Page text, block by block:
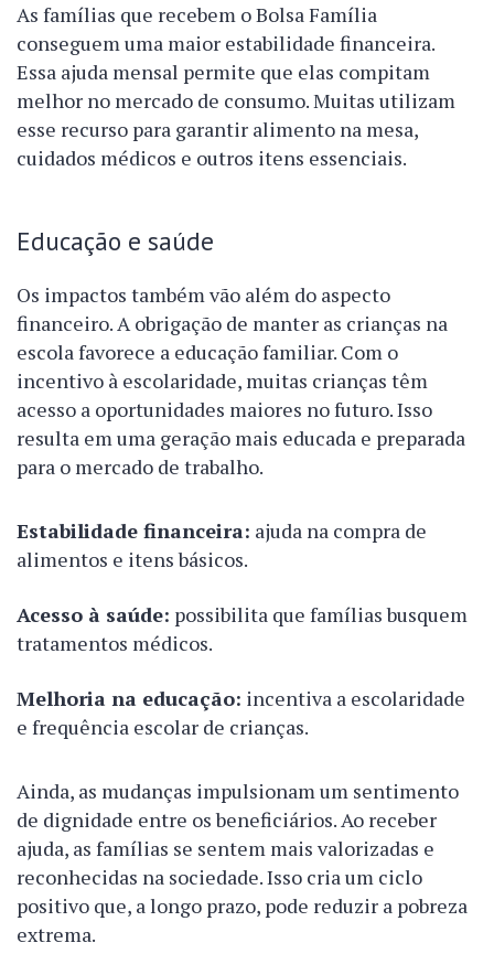
As famílias que recebem o Bolsa Família
conseguem uma maior estabilidade financeira.
Essa ajuda mensal permite que elas compitam
melhor no mercado de consumo. Muitas utilizam
esse recurso para garantir alimento na mesa,
cuidados médicos e outros itens essenciais.
Educação e saúde
Os impactos também vão além do aspecto
financeiro. A obrigação de manter as crianças na
escola favorece a educação familiar. Com o
incentivo à escolaridade, muitas crianças têm
acesso a oportunidades maiores no futuro. Isso
resulta em uma geração mais educada e preparada
para o mercado de trabalho.
Estabilidade financeira: ajuda na compra de
alimentos e itens básicos.
Acesso à saúde: possibilita que famílias busquem
tratamentos médicos.
Melhoria na educação: incentiva a escolaridade
e frequência escolar de crianças.
Ainda, as mudanças impulsionam um sentimento
de dignidade entre os beneficiários. Ao receber
ajuda, as famílias se sentem mais valorizadas e
reconhecidas na sociedade. Isso cria um ciclo
positivo que, a longo prazo, pode reduzir a pobreza
extrema.